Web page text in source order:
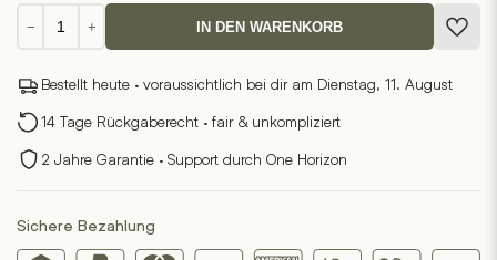
−
Decke
+ IN DEN WARENKORB
Bestellt heute · voraussichtlich bei dir am Dienstag, 11. August
14 Tage Rückgaberecht · fair & unkompliziert
2 Jahre Garantie · Support durch One Horizon
Sichere Bezahlung